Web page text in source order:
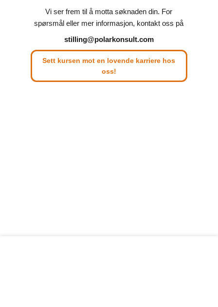
Vi ser frem til å motta søknaden din. For
spørsmål eller mer informasjon, kontakt oss på
stilling@polarkonsult.com
Sett kursen mot en lovende karriere hos
oss!